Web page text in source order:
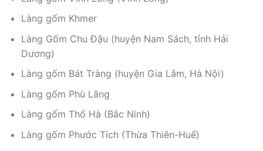
Làng gốm Khmer
Làng Gốm Chu Đậu (huyện Nam Sách, tỉnh Hải
Dương)
Làng gốm Bát Tràng (huyện Gia Lâm, Hà Nội)
Làng gốm Phù Lãng
Làng gốm Thổ Hà (Bắc Ninh)
Làng gốm Phước Tích (Thừa Thiên-Huế)